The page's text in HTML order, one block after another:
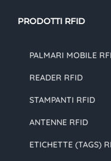
PRODOTTI RFID
PALMARI MOBILE
READER RFID
STAMPANTI RFID
ANTENNE RFID
ETICHETTE (TAGS)